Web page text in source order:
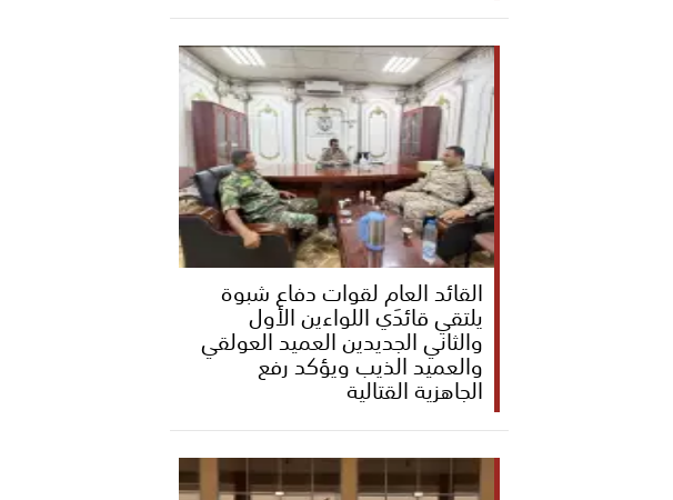
القائد العام لقوات دفاع شبوة
يلتقي قائدَي اللواءين الأول
والثاني الجديدين العميد العولقي
والعميد الذيب ويؤكد رفع
الجاهزية القتالية